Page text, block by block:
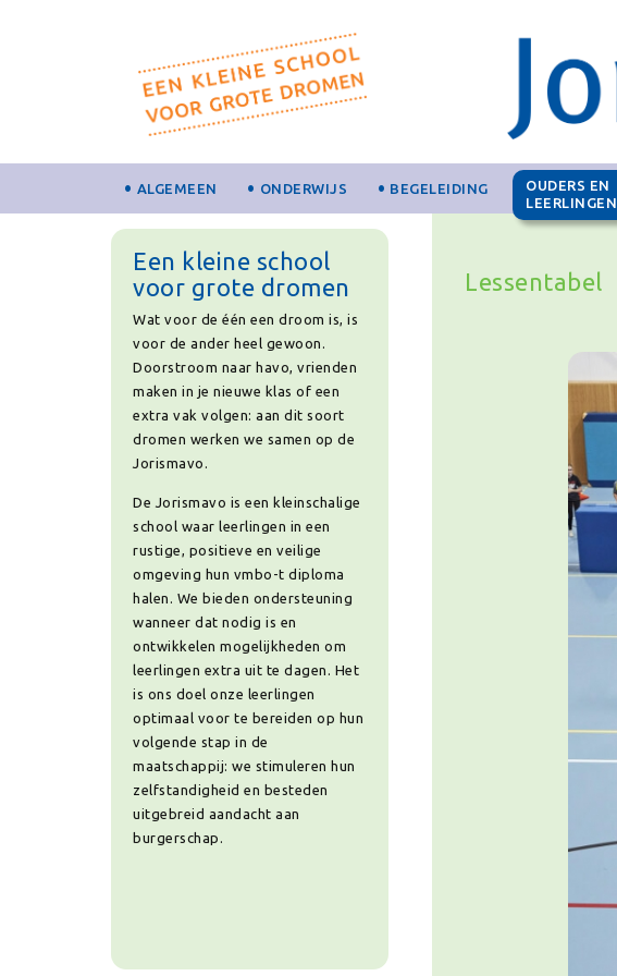
ALGEMEEN ONDERWIJS BEGELEIDING
OUDERS EN
LEERLINGEN
Een kleine school
voor grote dromen
Wat voor de één een droom is, is
voor de ander heel gewoon.
Doorstroom naar havo, vrienden
maken in je nieuwe klas of een
extra vak volgen: aan dit soort
dromen werken we samen op de
Jorismavo.
De Jorismavo is een kleinschalige
school waar leerlingen in een
rustige, positieve en veilige
omgeving hun vmbo-t diploma
halen. We bieden ondersteuning
wanneer dat nodig is en
ontwikkelen mogelijkheden om
leerlingen extra uit te dagen. Het
is ons doel onze leerlingen
optimaal voor te bereiden op hun
volgende stap in de
maatschappij: we stimuleren hun
zelfstandigheid en besteden
uitgebreid aandacht aan
burgerschap.
Lessentabel